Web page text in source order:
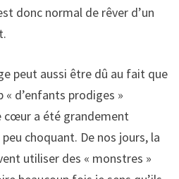
donc normal de rêver d’un
peut aussi être dû au fait que
d’enfants prodiges »
a été grandement
choquant. De nos jours, la
utiliser des « monstres »